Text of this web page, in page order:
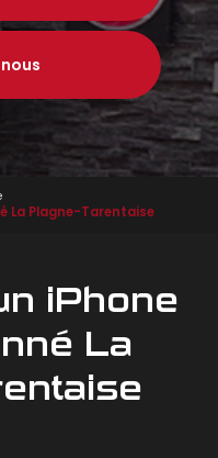
La Plagne-Tarentaise
iPhone
La